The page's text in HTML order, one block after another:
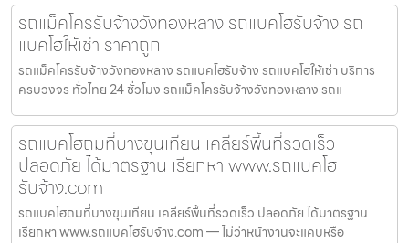
รถแม็คโครรับจ้างวังทองหลาง รถแบคโฮรับจ้าง รถ
แบคโฮให้เช่า ราคาถูก
รถแม็คโครรับจ้างวังทองหลาง รถแบคโฮรับจ้าง รถแบคโฮให้เช่า บริการ
ครบวงจร ทั่วไทย 24 ชั่วโมง รถแม็คโครรับจ้างวังทองหลาง รถแ
รถแบคโฮถมที่บางขุนเทียน เคลียร์พื้นที่รวดเร็ว
ปลอดภัย ได้มาตรฐาน เรียกหา www.รถแบคโฮ
รับจ้าง.com
รถแบคโฮถมที่บางขุนเทียน เคลียร์พื้นที่รวดเร็ว ปลอดภัย ได้มาตรฐาน
เรียกหา www.รถแบคโฮรับจ้าง.com — ไม่ว่าหน้างานจะแคบหรือ